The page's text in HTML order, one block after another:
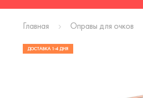
Главная Оправы для очков
ДОСТАВКА 1-4 ДНЯ